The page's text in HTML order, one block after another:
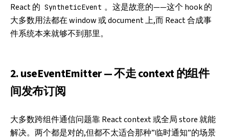
React 的 SyntheticEvent 。这是故意的——这个 hook 的
大多数用法都在 window 或 document 上,而 React 合成事
件系统本来就够不到那里。
2. useEventEmitter — 不走 context 的组件
间发布订阅
大多数跨组件通信问题靠 React context 或全局 store 就能
解决。两个都是对的,但都不太适合那种”临时通知”的场景